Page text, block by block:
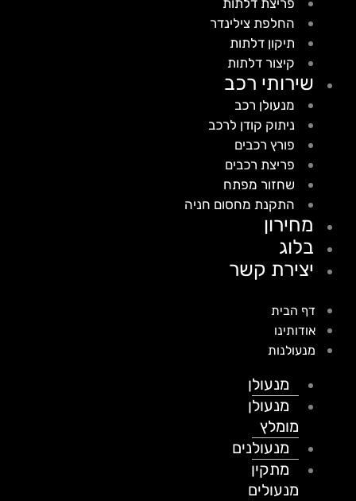
פריצת דלתות
החלפת צילינדר
תיקון דלתות
קיצור דלתות
שירותי רכב
מנעולן רכב
ניתוק קודן לרכב
פורץ רכבים
פריצת רכבים
שחזור מפתח
התקנת מחסום חניה
מחירון
בלוג
יצירת קשר
דף הבית
אודותינו
מנעולנות
מנעולן
מנעולן
מומלץ
מנעולנים
מתקין
מנעולים